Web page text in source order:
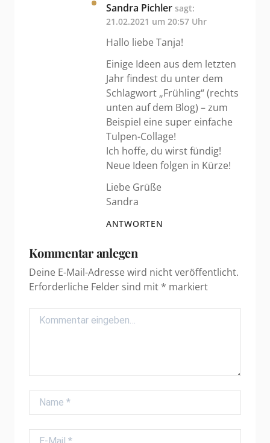
Sandra Pichler sagt:
21.02.2021 um 20:57 Uhr
Hallo liebe Tanja!
Einige Ideen aus dem letzten
Jahr findest du unter dem
Schlagwort „Frühling“ (rechts
unten auf dem Blog) – zum
Beispiel eine super einfache
Tulpen-Collage!
Ich hoffe, du wirst fündig!
Neue Ideen folgen in Kürze!
Liebe Grüße
Sandra
ANTWORTEN
Kommentar anlegen
Deine E-Mail-Adresse wird nicht veröffentlicht.
Erforderliche Felder sind mit * markiert
Comment
Name
E-Mail